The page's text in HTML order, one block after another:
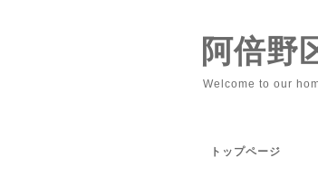
阿倍野
Welcome to our
トップページ